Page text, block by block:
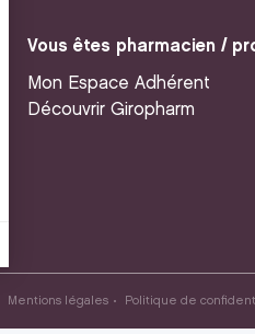
Vous êtes pharmacien /
Mon Espace Adhérent
Découvrir Giropharm
Mentions légales Politique de